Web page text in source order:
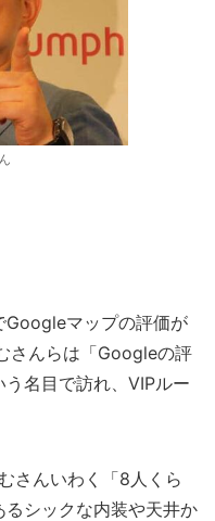
マップの評価が
さんらは「Googleの評
名目で訪れ、VIPルー
さんいわく「8人くら
シックな内装や天井か